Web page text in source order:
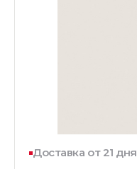
Доставка от 21 дня